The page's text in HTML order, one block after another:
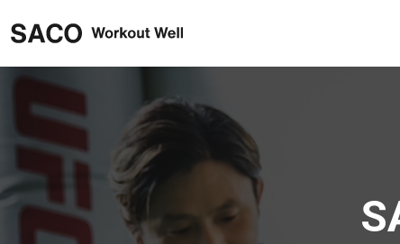
SACO ウェルビーイング